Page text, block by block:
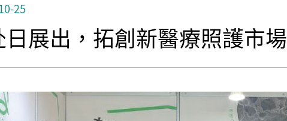
25
展出，拓創新醫療照護市場